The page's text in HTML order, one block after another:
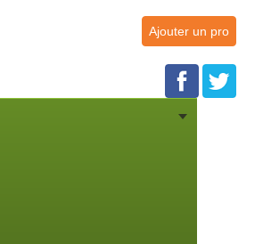
Ajouter un pro